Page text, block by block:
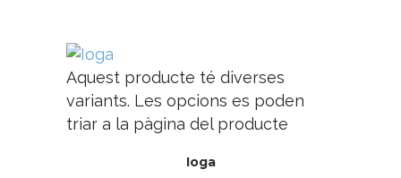
Aquest producte té diverses
variants. Les opcions es poden
triar a la pàgina del producte
Ioga